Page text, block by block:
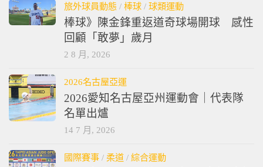
旅外球員動態 / 棒球 / 球類運動
棒球》陳金鋒重返道奇球場開球 感性
回顧「敢夢」歲月
2 8 月, 2026
2026名古屋亞運
2026愛知名古屋亞州運動會｜代表隊
名單出爐
14 7 月, 2026
國際賽事 / 柔道 / 綜合運動